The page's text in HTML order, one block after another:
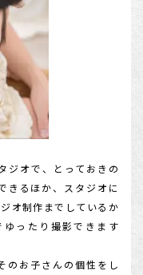
ジオで、とっておきの
きるほか、スタジオに
オ制作までしているか
ったり撮影できます
のお子さんの個性をし